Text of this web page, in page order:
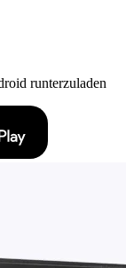
runterzuladen